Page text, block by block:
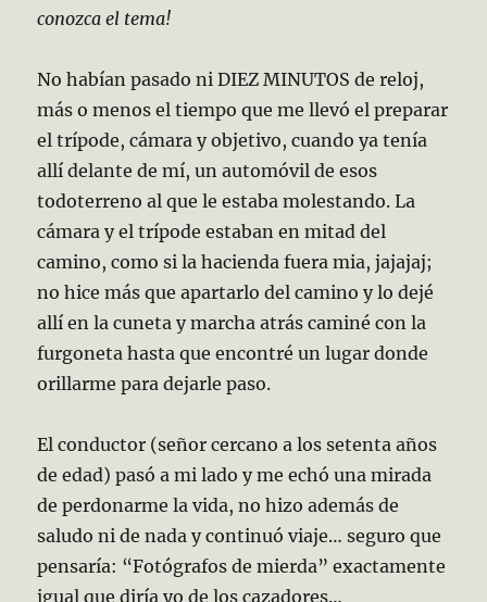
conozca el tema!
No habían pasado ni DIEZ MINUTOS de reloj,
más o menos el tiempo que me llevó el preparar
el trípode, cámara y objetivo, cuando ya tenía
allí delante de mí, un automóvil de esos
todoterreno al que le estaba molestando. La
cámara y el trípode estaban en mitad del
camino, como si la hacienda fuera mia, jajajaj;
no hice más que apartarlo del camino y lo dejé
allí en la cuneta y marcha atrás caminé con la
furgoneta hasta que encontré un lugar donde
orillarme para dejarle paso.
El conductor (señor cercano a los setenta años
de edad) pasó a mi lado y me echó una mirada
de perdonarme la vida, no hizo además de
saludo ni de nada y continuó viaje… seguro que
pensaría: “Fotógrafos de mierda” exactamente
igual que diría yo de los cazadores…